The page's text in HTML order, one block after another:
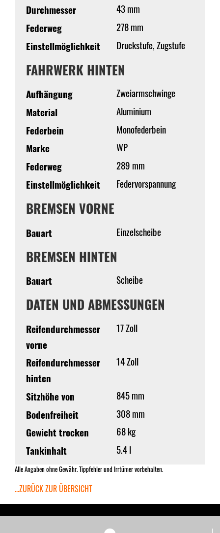
Durchmesser
43 mm
Federweg
278 mm
Einstellmöglichkeit
Druckstufe, Zugstufe
FAHRWERK HINTEN
Aufhängung
Zweiarmschwinge
Material
Aluminium
Federbein
Monofederbein
Marke
WP
Federweg
289 mm
Einstellmöglichkeit
Federvorspannung
BREMSEN VORNE
Bauart Einzelscheibe
BREMSEN HINTEN
Bauart Scheibe
DATEN UND ABMESSUNGEN
Reifendurchmesser
vorne
17 Zoll
Reifendurchmesser
hinten
14 Zoll
Sitzhöhe von
845 mm
Bodenfreiheit
308 mm
Gewicht trocken
68 kg
Tankinhalt
5.4 l
Alle Angaben ohne Gewähr. Tippfehler und Irrtümer vorbehalten.
...ZURÜCK ZUR ÜBERSICHT